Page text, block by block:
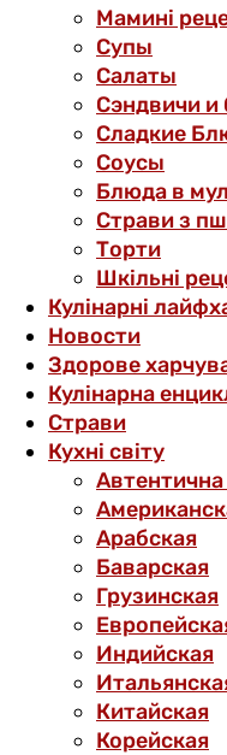
Мамині
Супы
Салаты
Сэндвичи и
Сладкие
Соусы
Блюда в
Страви з
Торти
Шкільні
Кулінарні
Новости
Здорове
Кулінарна
Страви
Кухні світу
Автентична
Арабская
Баварская
Грузинская
Индийская
Китайская
Корейская